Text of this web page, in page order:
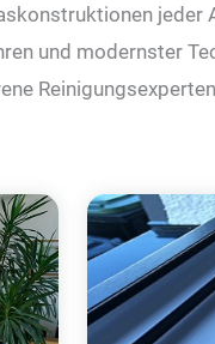
jeder
und modernster